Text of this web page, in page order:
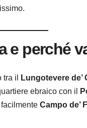
e perché
tra il Lungotevere de’
ebraico con il
Campo de’